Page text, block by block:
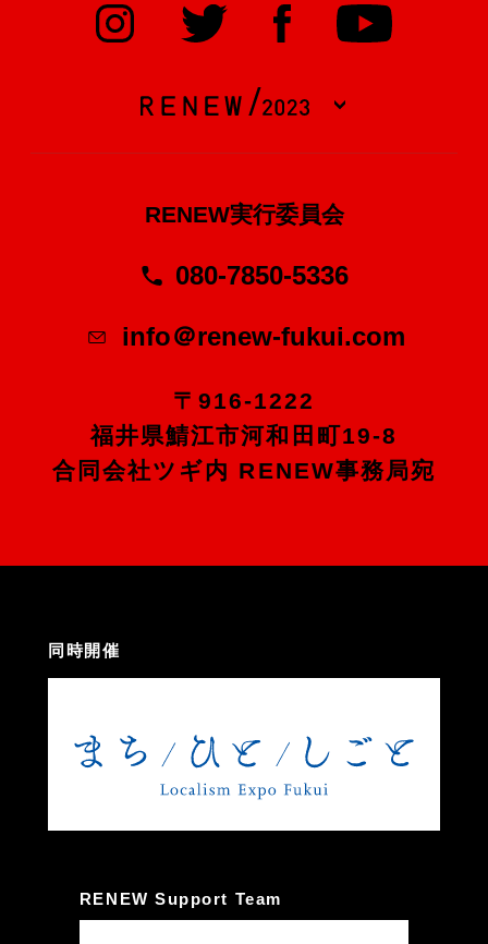
RENEW実行委員会
080-7850-5336
info＠renew-fukui.com
〒916-1222
福井県鯖江市河和田町19-8
合同会社ツギ内 RENEW事務局宛
同時開催
RENEW Support Team